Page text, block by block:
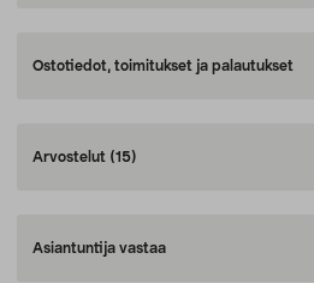
Ostotiedot, toimitukset ja palautukset
Arvostelut (15)
Asiantuntija vastaa